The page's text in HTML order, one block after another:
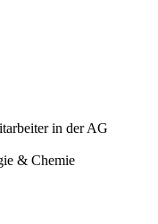
in der AG
& Chemie